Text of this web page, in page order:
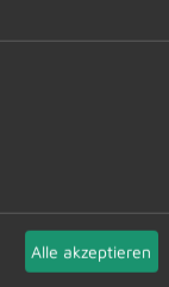
der
Stel-
werden
bei
3 Abs. 2
Alle akzeptieren